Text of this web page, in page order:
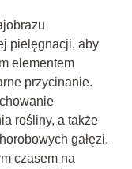
pielęgnacji, aby
elementem
przycinanie.
rośliny, a także
gałęzi.
czasem na